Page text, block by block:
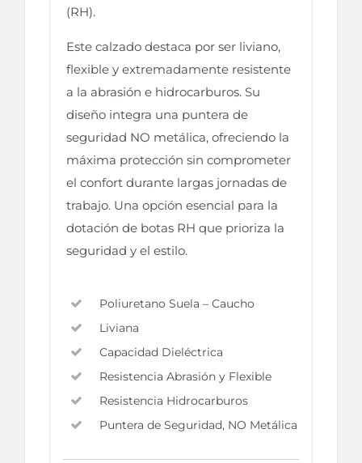
(RH).
Este calzado destaca por ser liviano,
flexible y extremadamente resistente
a la abrasión e hidrocarburos. Su
diseño integra una puntera de
seguridad NO metálica, ofreciendo la
máxima protección sin comprometer
el confort durante largas jornadas de
trabajo. Una opción esencial para la
dotación de botas RH que prioriza la
seguridad y el estilo.
Poliuretano Suela – Caucho
Liviana
Capacidad Dieléctrica
Resistencia Abrasión y Flexible
Resistencia Hidrocarburos
Puntera de Seguridad, NO Metálica